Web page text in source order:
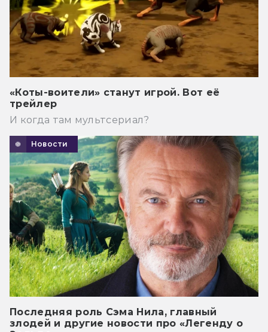
«Коты-воители» станут игрой. Вот её
трейлер
И когда там мультсериал?
Новости
Последняя роль Сэма Нила, главный
злодей и другие новости про «Легенду о